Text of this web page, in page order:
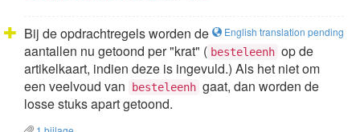
English translation pending
Bij de opdrachtregels worden de
aantallen nu getoond per "krat" ( besteleenh op de
artikelkaart, indien deze is ingevuld.) Als het niet om
een veelvoud van
besteleenh gaat, dan worden de
losse stuks apart getoond.